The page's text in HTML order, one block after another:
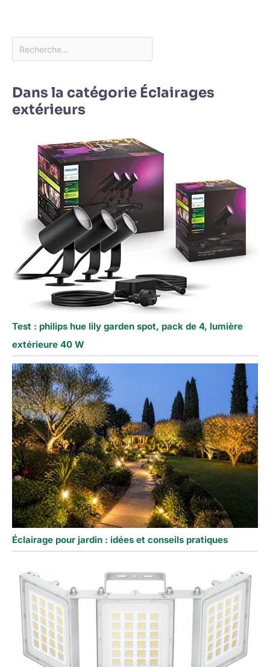
Dans la catégorie Éclairages
extérieurs
Test : philips hue lily garden spot, pack de 4, lumière
extérieure 40 W
Éclairage pour jardin : idées et conseils pratiques